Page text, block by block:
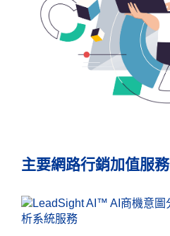
主要網路行銷加值服務